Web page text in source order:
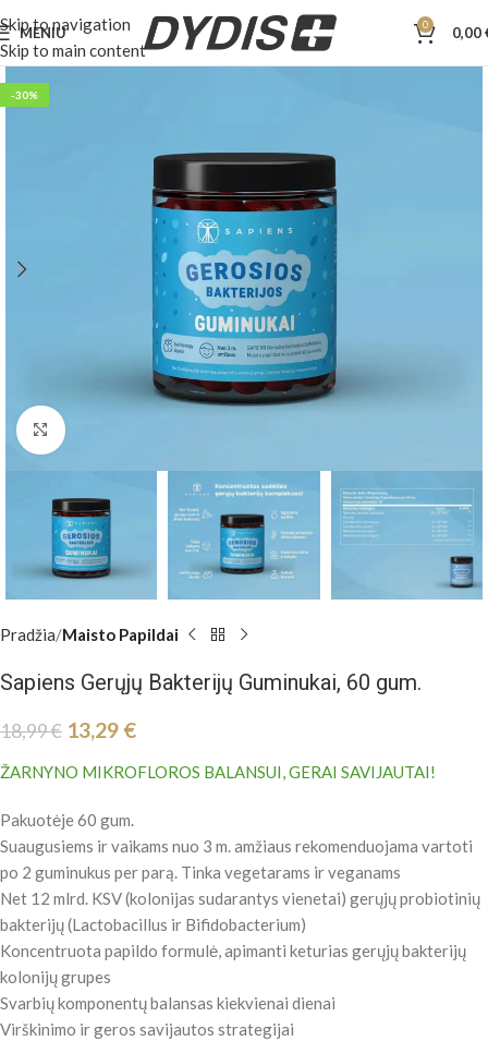
Skip to navigation
Skip to main content
MENIU 0 0,00
-30%
Padidinti
Pradžia Maisto Papildai
Sapiens Gerųjų Bakterijų Guminukai, 60 gum.
18,99€ 13,29 €
ŽARNYNO MIKROFLOROS BALANSUI, GERAI SAVIJAUTAI!
Pakuotėje 60 gum.
Suaugusiems ir vaikams nuo 3 m. amžiaus rekomenduojama vartoti
po 2 guminukus per parą. Tinka vegetarams ir veganams
Net 12 mlrd. KSV (kolonijas sudarantys vienetai) gerųjų probiotinių
bakterijų (Lactobacillus ir Bifidobacterium)
Koncentruota papildo formulė, apimanti keturias gerųjų bakterijų
kolonijų grupes
Svarbių komponentų balansas kiekvienai dienai
Virškinimo ir geros savijautos strategijai